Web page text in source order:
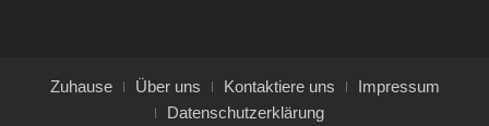
Zuhause Über uns Kontaktiere uns
Impressum
Datenschutzerklärung